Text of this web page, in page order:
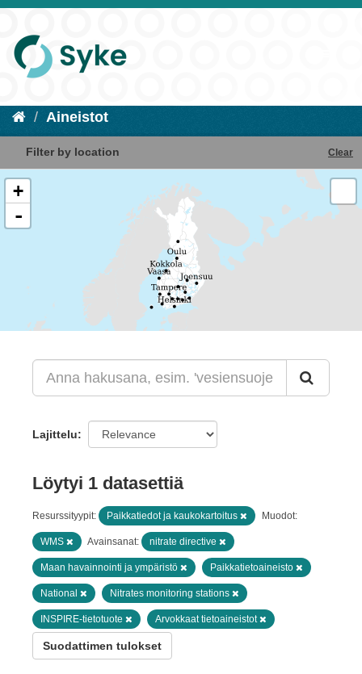
Aineistot
Filter by location Clear
+
-
Lajittelu
Löytyi 1 datasettiä
Resurssityypit: Paikkatiedot ja kaukokartoitus Muodot:
WMS Avainsanat: nitrate directive
Maan havainnointi ja ympäristö Paikkatietoaineisto
National Nitrates monitoring stations
INSPIRE-tietotuote Arvokkaat tietoaineistot
Suodattimen tulokset